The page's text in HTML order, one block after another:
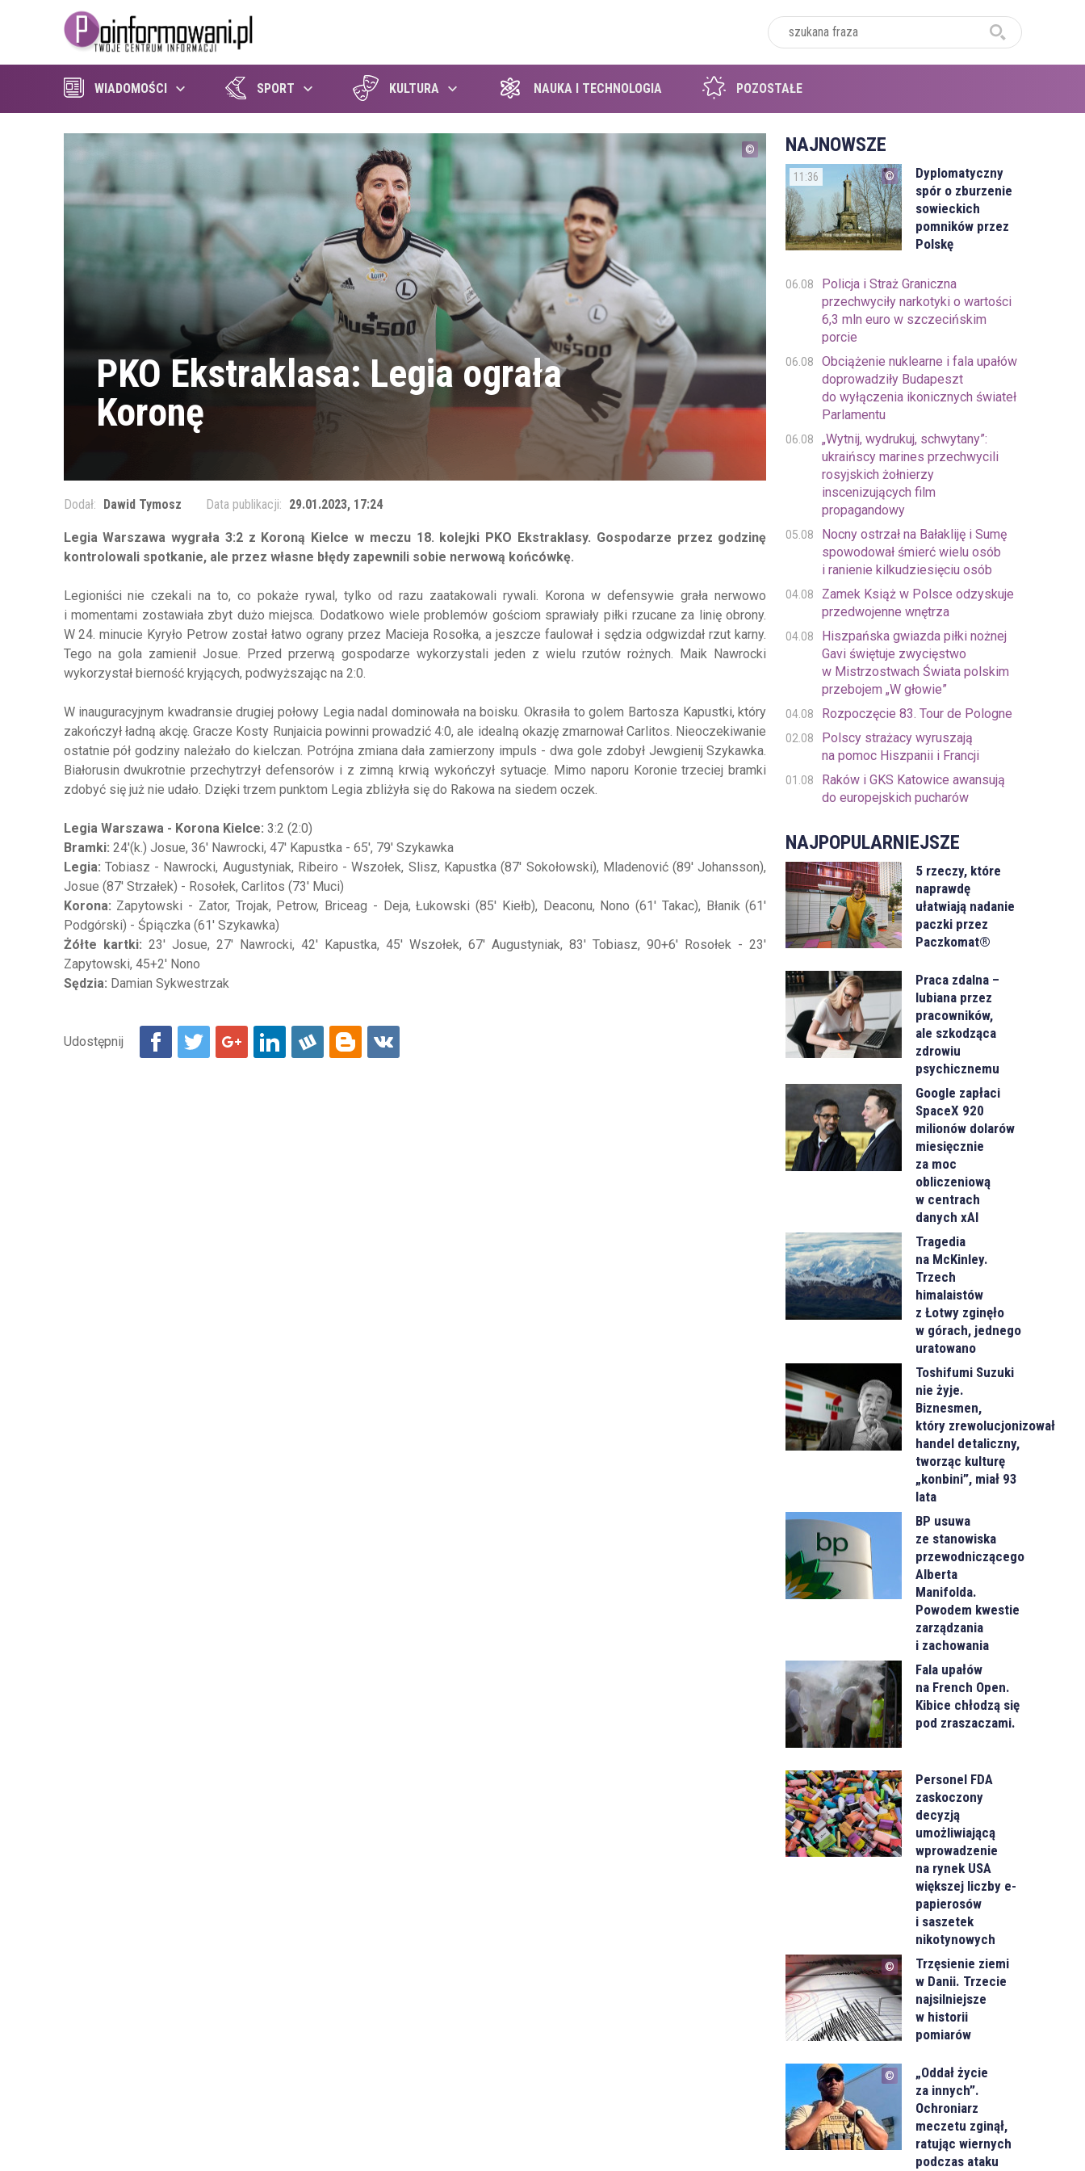
WIADOMOŚCI SPORT KULTURA NAUKA I TECHNOLOGIA POZOSTAŁE
PKO Ekstraklasa: Legia ograła
Koronę
Dodał: Dawid Tymosz Data publikacji: 29.01.2023, 17:24
Legia Warszawa wygrała 3:2 z Koroną Kielce w meczu 18. kolejki PKO Ekstraklasy. Gospodarze przez godzinę
kontrolowali spotkanie, ale przez własne błędy zapewnili sobie nerwową końcówkę.
Legioniści nie czekali na to, co pokaże rywal, tylko od razu zaatakowali rywali. Korona w defensywie grała nerwowo
i momentami zostawiała zbyt dużo miejsca. Dodatkowo wiele problemów gościom sprawiały piłki rzucane za linię obrony.
W 24. minucie Kyryło Petrow został łatwo ograny przez Macieja Rosołka, a jeszcze faulował i sędzia odgwizdał rzut karny.
Tego na gola zamienił Josue. Przed przerwą gospodarze wykorzystali jeden z wielu rzutów rożnych. Maik Nawrocki
wykorzystał bierność kryjących, podwyższając na 2:0.
W inauguracyjnym kwadransie drugiej połowy Legia nadal dominowała na boisku. Okrasiła to golem Bartosza Kapustki, który
zakończył ładną akcję. Gracze Kosty Runjaicia powinni prowadzić 4:0, ale idealną okazję zmarnował Carlitos. Nieoczekiwanie
ostatnie pół godziny należało do kielczan. Potrójna zmiana dała zamierzony impuls - dwa gole zdobył Jewgienij Szykawka.
Białorusin dwukrotnie przechytrzył defensorów i z zimną krwią wykończył sytuacje. Mimo naporu Koronie trzeciej bramki
zdobyć się już nie udało. Dzięki trzem punktom Legia zbliżyła się do Rakowa na siedem oczek.
Legia Warszawa - Korona Kielce: 3:2 (2:0)
Bramki: 24'(k.) Josue, 36' Nawrocki, 47' Kapustka - 65', 79' Szykawka
Legia: Tobiasz - Nawrocki, Augustyniak, Ribeiro - Wszołek, Slisz, Kapustka (87' Sokołowski), Mladenović (89' Johansson),
Josue (87' Strzałek) - Rosołek, Carlitos (73' Muci)
Korona: Zapytowski - Zator, Trojak, Petrow, Briceag - Deja, Łukowski (85' Kiełb), Deaconu, Nono (61' Takac), Błanik (61'
Podgórski) - Śpiączka (61' Szykawka)
Żółte kartki: 23' Josue, 27' Nawrocki, 42' Kapustka, 45' Wszołek, 67' Augustyniak, 83' Tobiasz, 90+6' Rosołek - 23'
Zapytowski, 45+2' Nono
Sędzia: Damian Sykwestrzak
NAJNOWSZE
11:36
Dyplomatyczny
spór o zburzenie
sowieckich
pomników przez
Polskę
06.08
Policja i Straż Graniczna
przechwyciły narkotyki o wartości
6,3 mln euro w szczecińskim
porcie
06.08
Obciążenie nuklearne i fala upałów
doprowadziły Budapeszt
do wyłączenia ikonicznych świateł
Parlamentu
06.08
„Wytnij, wydrukuj, schwytany”:
ukraińscy marines przechwycili
rosyjskich żołnierzy
inscenizujących film
propagandowy
05.08
Nocny ostrzał na Bałakliję i Sumę
spowodował śmierć wielu osób
i ranienie kilkudziesięciu osób
04.08
Zamek Książ w Polsce odzyskuje
przedwojenne wnętrza
04.08
Hiszpańska gwiazda piłki nożnej
Gavi świętuje zwycięstwo
w Mistrzostwach Świata polskim
przebojem „W głowie”
04.08 Rozpoczęcie 83. Tour de Pologne
02.08
Polscy strażacy wyruszają
na pomoc Hiszpanii i Francji
01.08
Raków i GKS Katowice awansują
do europejskich pucharów
NAJPOPULARNIEJSZE
5 rzeczy, które
naprawdę
ułatwiają nadanie
paczki przez
Paczkomat®
Praca zdalna –
lubiana przez
pracowników,
ale szkodząca
zdrowiu
psychicznemu
Google zapłaci
SpaceX 920
milionów dolarów
miesięcznie
za moc
obliczeniową
w centrach
danych xAI
Tragedia
na McKinley.
Trzech
himalaistów
z Łotwy zginęło
w górach, jednego
uratowano
Toshifumi Suzuki
nie żyje.
Biznesmen,
który zrewolucjonizował
handel detaliczny,
tworząc kulturę
„konbini”, miał 93
lata
BP usuwa
ze stanowiska
przewodniczącego
Alberta
Manifolda.
Powodem kwestie
zarządzania
i zachowania
Fala upałów
na French Open.
Kibice chłodzą się
pod zraszaczami.
Personel FDA
zaskoczony
decyzją
umożliwiającą
wprowadzenie
na rynek USA
większej liczby e-
papierosów
i saszetek
nikotynowych
Trzęsienie ziemi
w Danii. Trzecie
najsilniejsze
w historii
pomiarów
„Oddał życie
za innych”.
Ochroniarz
meczetu zginął,
ratując wiernych
podczas ataku